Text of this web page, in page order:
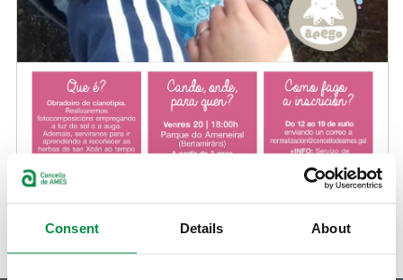
Consent Details About